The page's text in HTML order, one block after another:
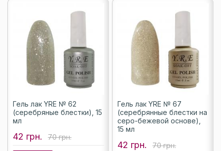
Гель лак YRE № 62
(серебряные блестки), 15
мл
42 грн. 70 грн.
Гель лак YRE № 67
(серебрянные блестки на
серо-бежевой основе),
15 мл
42 грн. 70 грн.